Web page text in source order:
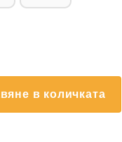
в количката